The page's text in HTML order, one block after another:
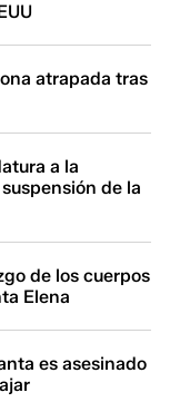
atrapada tras
a la
de la
de los cuerpos
Elena
es asesinado